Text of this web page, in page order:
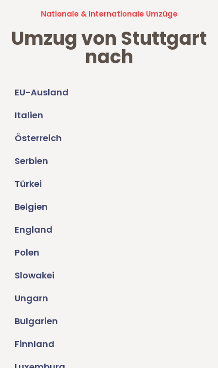
Nationale & Internationale Umzüge
Umzug von Stuttgart
nach
EU-Ausland
Italien
Österreich
Serbien
Türkei
Belgien
England
Polen
Slowakei
Ungarn
Bulgarien
Finnland